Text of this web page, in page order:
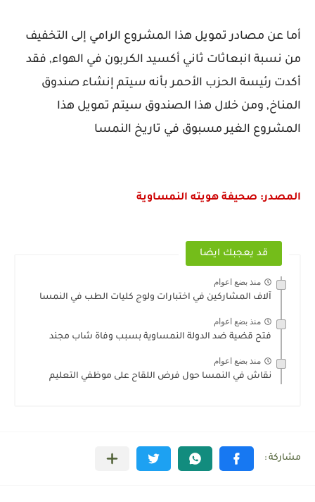
أما عن مصادر تمويل هذا المشروع الرامي إلى التخفيف
من نسبة انبعاثات ثاني أكسيد الكربون في الهواء, فقد
أكدت رئيسة الحزب الأحمر بأنه سيتم إنشاء صندوق
المناخ, ومن خلال هذا الصندوق سيتم تمويل هذا
المشروع الغير مسبوق في تاريخ النمسا
المصدر: صحيفة هويته النمساوية
قد يعجبك ايضا
منذ بضع اعوام
آلاف المشاركين في اختبارات ولوج كليات الطب في النمسا
منذ بضع اعوام
فتح قضية ضد الدولة النمساوية بسبب وفاة شاب مجند
منذ بضع اعوام
نقاش في النمسا حول فرض اللقاح على موظفي التعليم